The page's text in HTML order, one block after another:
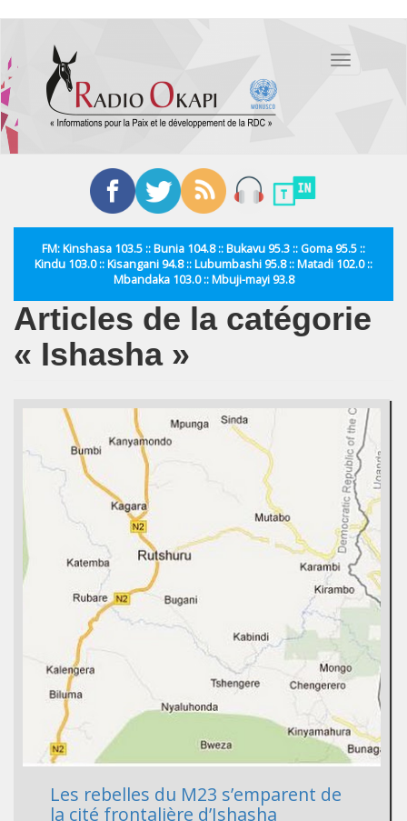
contenu
principal
Toggle
FM: Kinshasa 103.5 :: Bunia 104.8 :: Bukavu 95.3 :: Goma 95.5 ::
Kindu 103.0 :: Kisangani 94.8 :: Lubumbashi 95.8 :: Matadi 102.0 ::
Mbandaka 103.0 :: Mbuji-mayi 93.8
Articles de la catégorie
« Ishasha »
Les rebelles du M23 s’emparent de
la cité frontalière d’Ishasha